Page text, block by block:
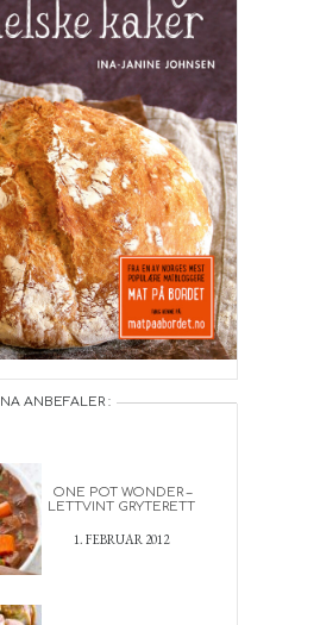
INA ANBEFALER :
ONE POT WONDER –
LETTVINT GRYTERETT
1. FEBRUAR 2012